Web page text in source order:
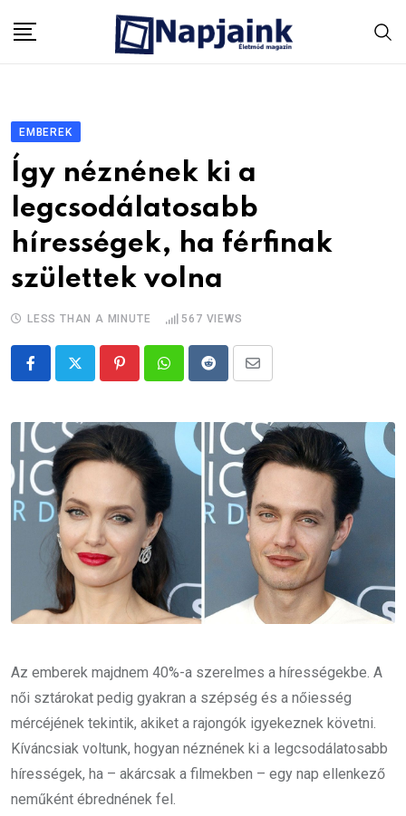
EMBEREK
Így néznének ki a
legcsodálatosabb
hírességek, ha férfinak
születtek volna
LESS THAN A MINUTE 567 VIEWS
PinterestWhatsappRedditShare
Email
Az emberek majdnem 40%-a szerelmes a hírességekbe. A
női sztárokat pedig gyakran a szépség és a nőiesség
mércéjének tekintik, akiket a rajongók igyekeznek követni.
Kíváncsiak voltunk, hogyan néznének ki a legcsodálatosabb
hírességek, ha – akárcsak a filmekben – egy nap ellenkező
neműként ébrednének fel.